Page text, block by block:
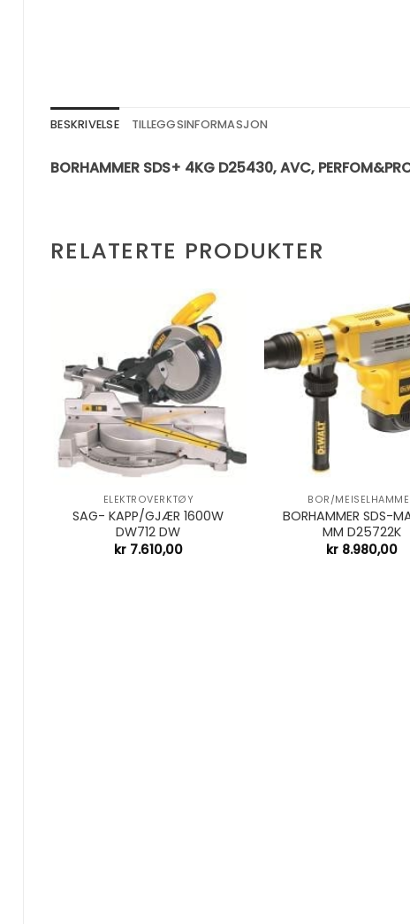
BESKRIVELSE TILLEGGSINFORMASJON
BORHAMMER SDS+ 4KG D25430, AVC,
RELATERTE PRODUKTER
+
ELEKTROVERKTØY
SAG- KAPP/GJÆR 1600W
DW712 DW
kr7.610,00
BOR/
BORHAMMER SDS-
MM D25722K
kr 8.980,00